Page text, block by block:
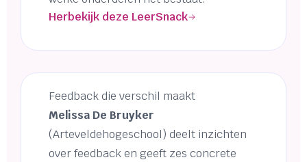
Herbekijk deze LeerSnack
Feedback die verschil maakt
Melissa De Bruyker
(Arteveldehogeschool) deelt inzichten
over feedback en geeft zes concrete